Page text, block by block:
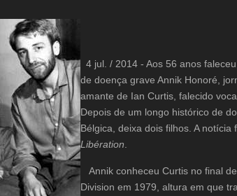
4 jul. / 2014 - Aos 56 anos
de doença grave Annik Honoré,
amante de Ian Curtis, falecido
Depois de um longo histórico de
Bélgica, deixa dois filhos. A
Libération
Annik conheceu Curtis no final
Division em 1979, altura em que